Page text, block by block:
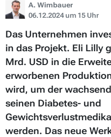
A. Wimbauer
06.12.2024 um 15 Uhr
Das Unternehmen
in das Projekt. Eli Lilly
Mrd. USD in die
erworbenen
wird, um der
seinen Diabetes- und
werden. Das neue